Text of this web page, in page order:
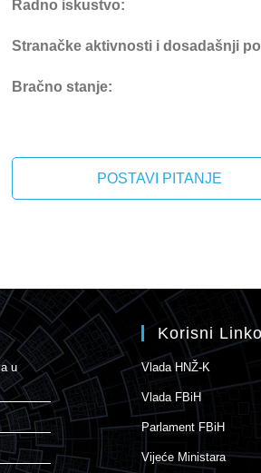
Radno iskustvo:
Stranačke aktivnosti i dosadašnji
Bračno stanje:
POSTAVI PITANJE
u
Korisni
Vlada HNŽ-K
Vlada FBiH
Parlament FBiH
Vijeće Ministara